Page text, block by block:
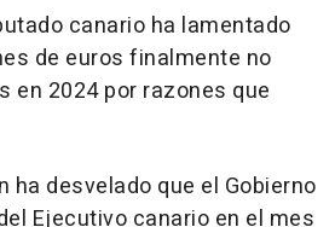
canario ha lamentado
de euros finalmente no
en 2024 por razones que
ha desvelado que el Gobierno
Ejecutivo canario en el mes